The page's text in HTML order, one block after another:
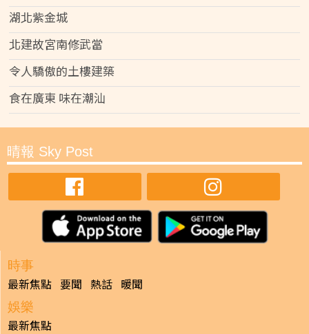
湖北紫金城
北建故宮南修武當
令人驕傲的土樓建築
食在廣東 味在潮汕
晴報 Sky Post
時事
最新焦點 要聞 熱話 暖聞
娛樂
最新焦點